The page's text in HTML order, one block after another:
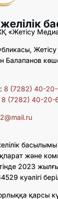
«Жетісу
Балапанов
8 (7282) 40-
8 (7282) 40-20-
және
2023 жылғы
куәлігі
қарсы